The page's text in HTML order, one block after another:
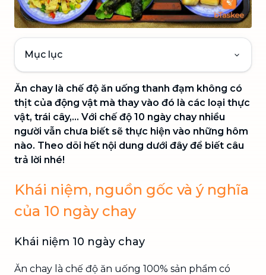
Mục lục
Ăn chay là chế độ ăn uống thanh đạm không có
thịt của động vật mà thay vào đó là các loại thực
vật, trái cây,... Với chế độ 10 ngày chay nhiều
người vẫn chưa biết sẽ thực hiện vào những hôm
nào. Theo dõi hết nội dung dưới đây để biết câu
trả lời nhé!
Khái niệm, nguồn gốc và ý nghĩa
của 10 ngày chay
Khái niệm 10 ngày chay
Ăn chay là chế độ ăn uống 100% sản phẩm có